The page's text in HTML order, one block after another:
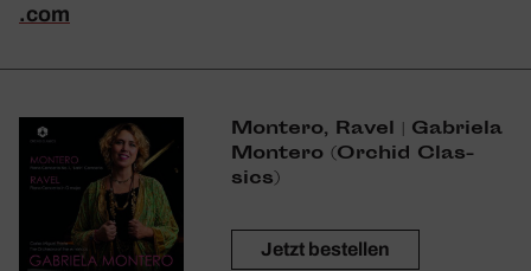
.com
Montero, Ravel | Gabriela
Montero (Orchid Clas­
sics)
Jetzt bestellen